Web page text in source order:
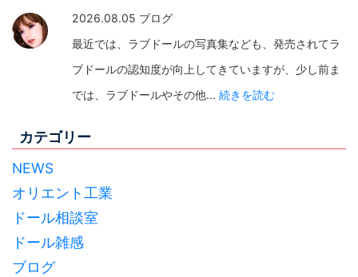
2026.08.05 ブログ
最近では、ラブドールの写真集なども、発売されてラ
ブドールの認知度が向上してきていますが、少し前ま
では、ラブドールやその他... 続きを読む
カテゴリー
NEWS
オリエント工業
ドール相談室
ドール雑感
ブログ